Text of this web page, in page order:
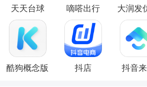
天天台球 嘀嗒出行 大润发
酷狗概念版 抖店 抖音